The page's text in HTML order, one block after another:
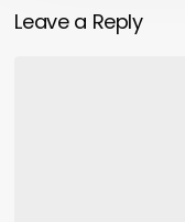
Leave a Reply